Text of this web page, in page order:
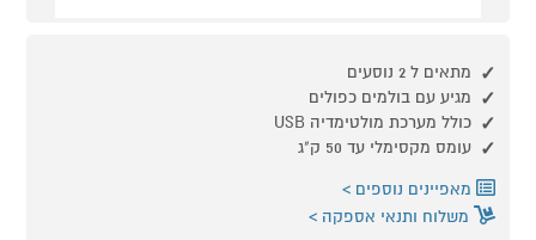
מתאים ל 2 נוסעים
מגיע עם בולמים כפולים
כולל מערכת מולטימדיה USB
עומס מקסימלי עד 50 ק"ג
מאפיינים נוספים
משלוח ותנאי אספקה